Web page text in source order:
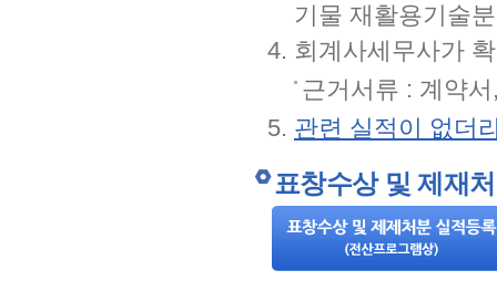
기물 재활용기술
회계사세무사가
근거서류 : 계약
관련 실적이 없더
표창수상 및 제재